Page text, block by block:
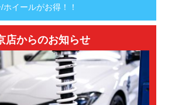
ホイールがお得！！
店からのお知らせ